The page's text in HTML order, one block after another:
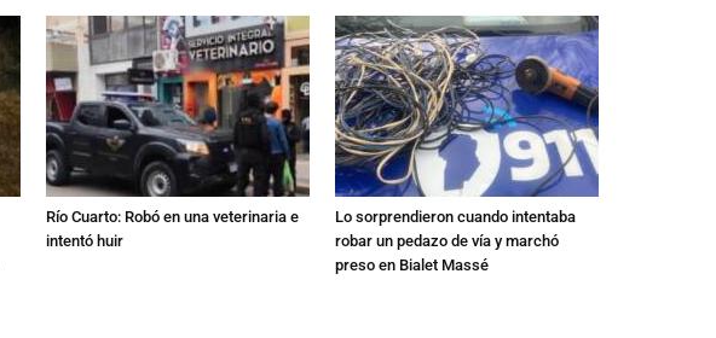
Río Cuarto: Robó en una veterinaria e
intentó huir
Lo sorprendieron cuando intentaba
robar un pedazo de vía y marchó
preso en Bialet Massé